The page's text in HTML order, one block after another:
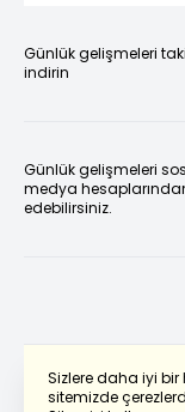
Sizlere daha iyi
sitemizde
Günlük gelişmeleri
indirin
Günlük gelişmeleri
medya
edebilirsiniz.